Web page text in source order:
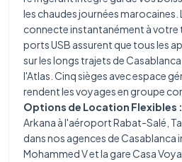
les chaudes journées marocaines.
connecte instantanément à votre
ports USB assurent que tous les
sur les longs trajets de
l'Atlas. Cinq sièges avec espace
rendent les voyages en groupe
Options de Location Flexibles :
Arkana à l'aéroport Rabat-Salé,
dans nos agences de
Mohammed V et la gare Casa